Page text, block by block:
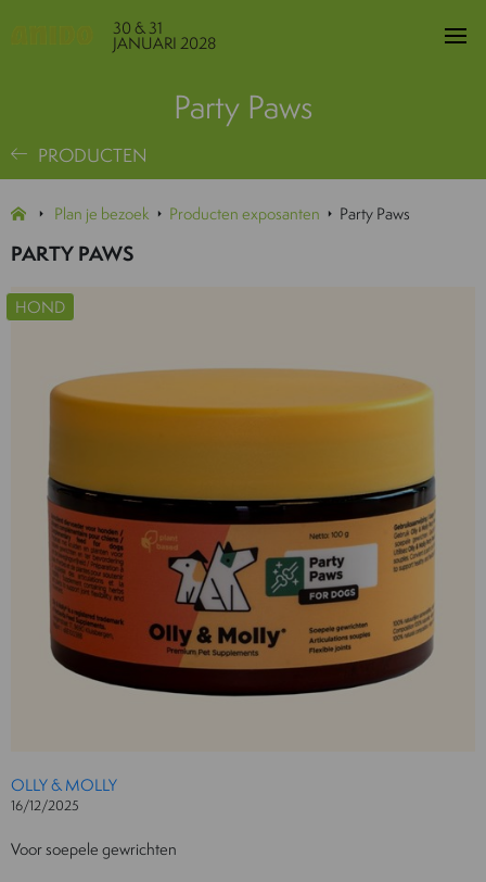
30 & 31
JANUARI 2028
Party Paws
PRODUCTEN
Plan je bezoek Producten exposanten Party Paws
PARTY PAWS
HOND
OLLY & MOLLY
16/12/2025
Voor soepele gewrichten